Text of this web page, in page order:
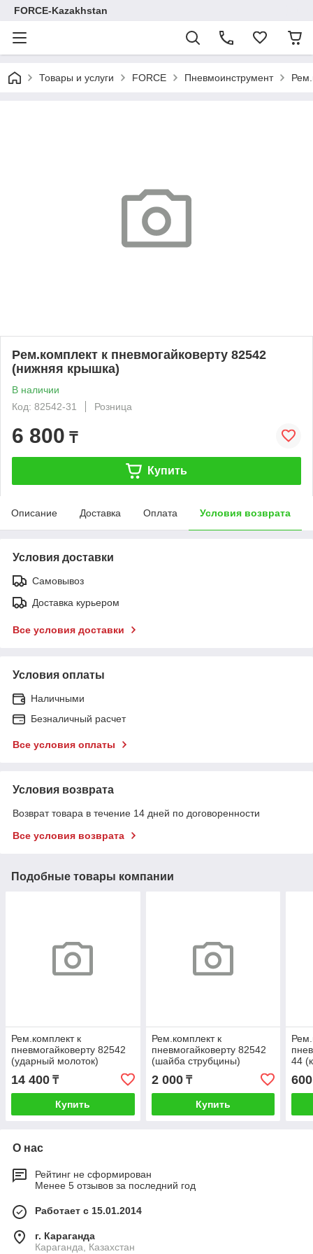
FORCE-Kazakhstan
Товары и услуги FORCE Пневмоинструмент
Рем.комплект к пневмогайковерту 82542
(нижняя крышка)
В наличии
Код: 82542-31
Розница
6 800 ₸
Купить
Описание Доставка Оплата Условия возврата
Условия доставки
Самовывоз
Доставка курьером
Все условия доставки
Условия оплаты
Наличными
Безналичный расчет
Все условия оплаты
Условия возврата
Возврат товара в течение 14 дней по договоренности
Все условия возврата
Подобные товары компании
Рем.комплект к
пневмогайковерту 82542
(ударный молоток)
14 400 ₸
Купить
Рем.комплект к
пневмогайковерту 82542
(шайба струбцины)
2 000₸
Купить
44
600
О нас
Рейтинг не сформирован
Менее 5 отзывов за последний год
Работает с 15.01.2014
г. Караганда
Караганда, Казахстан